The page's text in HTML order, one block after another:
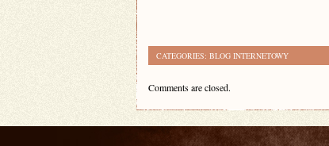
CATEGORIES: BLOG INTERNETOWY
Comments are closed.